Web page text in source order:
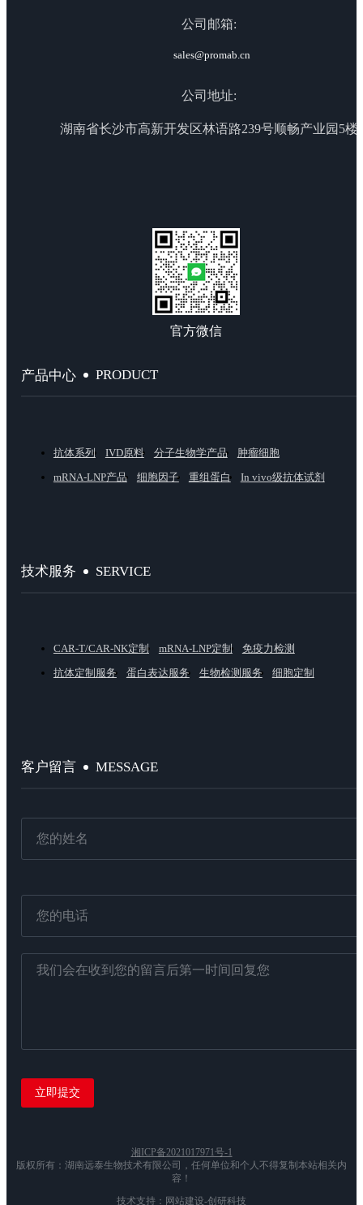
公司邮箱:
sales@promab.cn
公司地址:
湖南省长沙市高新开发区林语路239号顺畅产业园5楼
官方微信
产品中心 PRODUCT
抗体系列 IVD原料 分子生物学产品
肿瘤细胞
mRNA-LNP产品
细胞因子 重组蛋白 In vivo级抗体试剂
技术服务 SERVICE
CAR-T/CAR-NK定制 mRNA-LNP定制
免疫力检测
抗体定制服务
蛋白表达服务 生物检测服务 细胞定制
客户留言 MESSAGE
湘ICP备2021017971号-1
版权所有：湖南远泰生物技术有限公司，任何单位和个人不得复制本站相关内
容！
技术支持：网站建设-创研科技